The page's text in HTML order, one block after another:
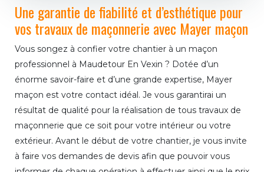
Une garantie de fiabilité et d’esthétique pour
vos travaux de maçonnerie avec Mayer maçon
Vous songez à confier votre chantier à un maçon
professionnel à Maudetour En Vexin ? Dotée d’un
énorme savoir-faire et d’une grande expertise, Mayer
maçon est votre contact idéal. Je vous garantirai un
résultat de qualité pour la réalisation de tous travaux de
maçonnerie que ce soit pour votre intérieur ou votre
extérieur. Avant le début de votre chantier, je vous invite
à faire vos demandes de devis afin que pouvoir vous